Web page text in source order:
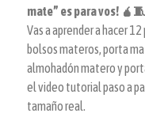
mate” es para vos! 🧉🧵
Vas a aprender a hacer
bolsos materos, porta
almohadón matero y
el video tutorial paso a
tamaño real.